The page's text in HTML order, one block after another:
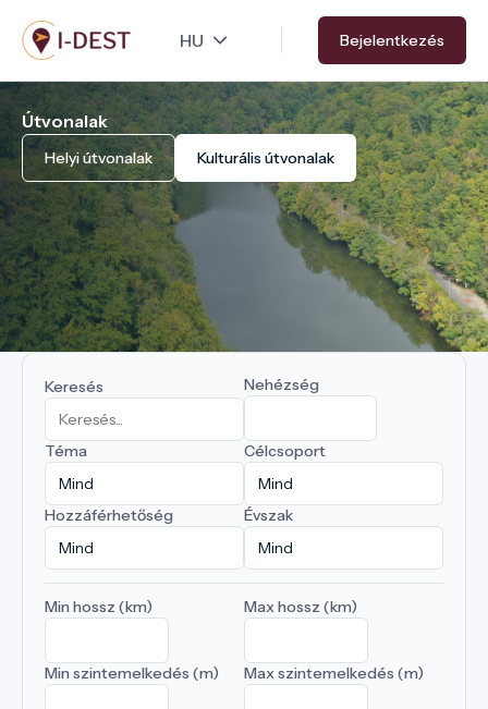
Ugrás
a
tartalomra
Bejelentkezés
Útvonalak
Helyi útvonalak Kulturális útvonalak
Keresés Nehézség
Téma Célcsoport
Hozzáférhetőség Évszak
Min hossz (km) Max hossz (km)
Min szintemelkedés (m) Max szintemelkedés (m)